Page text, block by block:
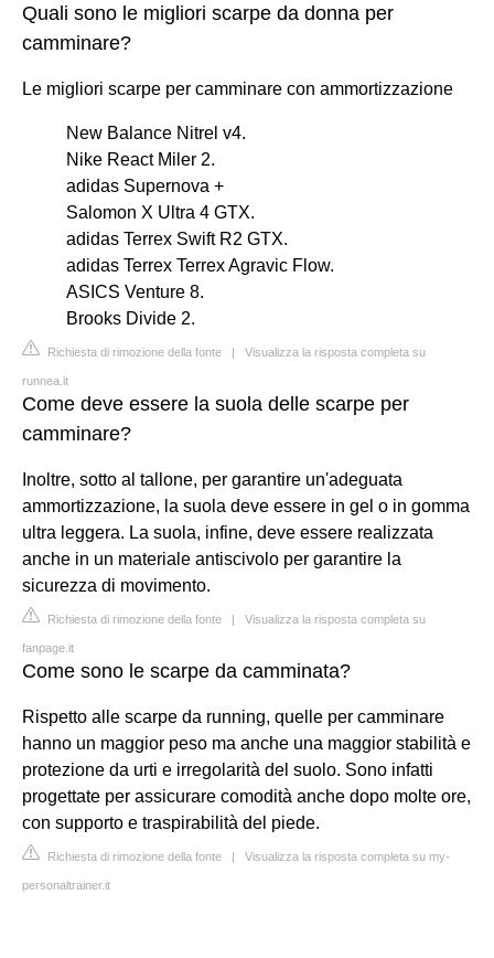
Quali sono le migliori scarpe da donna per
camminare?
Le migliori scarpe per camminare con ammortizzazione
New Balance Nitrel v4.
Nike React Miler 2.
adidas Supernova +
Salomon X Ultra 4 GTX.
adidas Terrex Swift R2 GTX.
adidas Terrex Terrex Agravic Flow.
ASICS Venture 8.
Brooks Divide 2.
Richiesta di rimozione della fonte | Visualizza la risposta completa su
runnea.it
Come deve essere la suola delle scarpe per
camminare?
Inoltre, sotto al tallone, per garantire un'adeguata
ammortizzazione, la suola deve essere in gel o in gomma
ultra leggera. La suola, infine, deve essere realizzata
anche in un materiale antiscivolo per garantire la
sicurezza di movimento.
Richiesta di rimozione della fonte | Visualizza la risposta completa su
fanpage.it
Come sono le scarpe da camminata?
Rispetto alle scarpe da running, quelle per camminare
hanno un maggior peso ma anche una maggior stabilità e
protezione da urti e irregolarità del suolo. Sono infatti
progettate per assicurare comodità anche dopo molte ore,
con supporto e traspirabilità del piede.
Richiesta di rimozione della fonte | Visualizza la risposta completa su my-
personaltrainer.it